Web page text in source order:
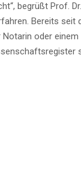
begrüßt Prof.
Bereits seit
oder